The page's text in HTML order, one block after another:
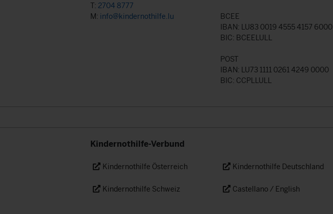
T: 2704 8777
M: info@kindernothilfe.lu
BCEE
IBAN: LU83 0019 4555 4157 6000
BIC: BCEELULL
POST
IBAN: LU73 1111 0261 4249 0000
BIC: CCPLLULL
Kindernothilfe-Verbund
Kindernothilfe Österreich
Kindernothilfe Schweiz
Kindernothilfe Deutschland
Castellano / English